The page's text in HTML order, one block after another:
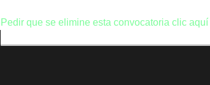
Pedir que se elimine esta convocatoria clic aquí